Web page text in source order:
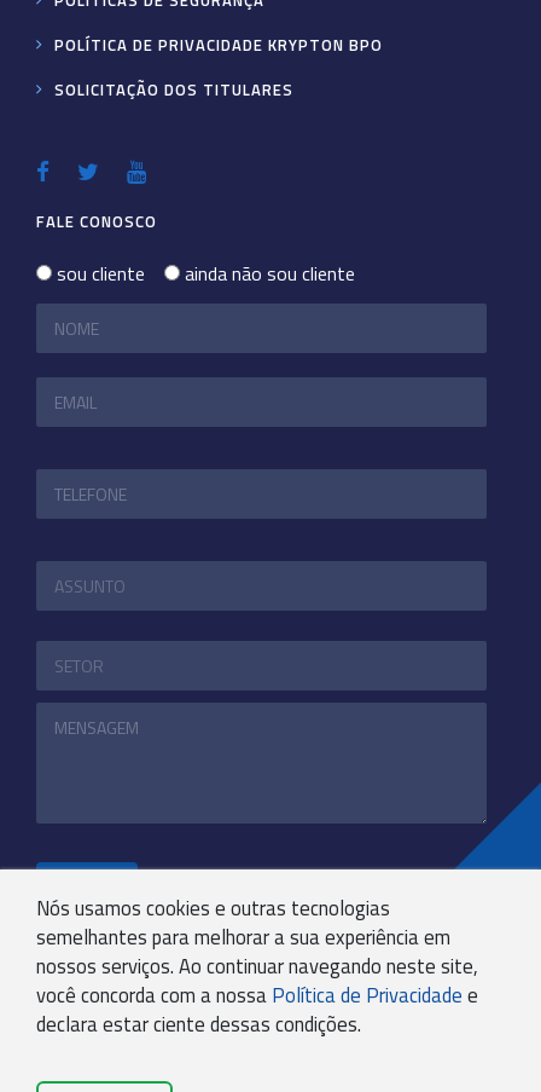
Nós usamos cookies e outras tecnologias
semelhantes para melhorar a sua experiência em
nossos serviços. Ao continuar navegando neste site,
você concorda com a nossa Política de Privacidade e
declara estar ciente dessas condições.
POLÍTICA DE PRIVACIDADE KRYPTON BPO
SOLICITAÇÃO DOS TITULARES
FALE CONOSCO
sou cliente ainda não sou cliente
+55 31 3244-4800
COMUNICACAO@KRYPTONBPO.COM.BR
RUA VISCONDE DE TAUNAY, 173 - SÃO LUCAS - BH -